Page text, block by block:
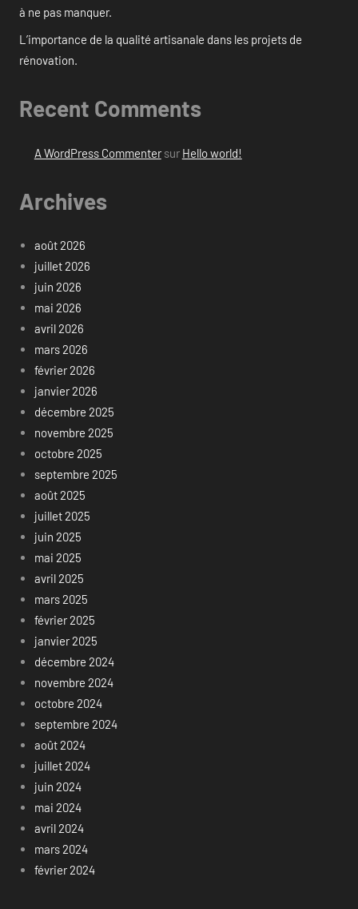
à ne pas manquer.
L’importance de la qualité artisanale dans les projets de
rénovation.
Recent Comments
A WordPress Commentersur Hello world!
Archives
août 2026
juillet 2026
juin 2026
mai 2026
avril 2026
mars 2026
février 2026
janvier 2026
décembre 2025
novembre 2025
octobre 2025
septembre 2025
août 2025
juillet 2025
juin 2025
mai 2025
avril 2025
mars 2025
février 2025
janvier 2025
décembre 2024
novembre 2024
octobre 2024
septembre 2024
août 2024
juillet 2024
juin 2024
mai 2024
avril 2024
mars 2024
février 2024